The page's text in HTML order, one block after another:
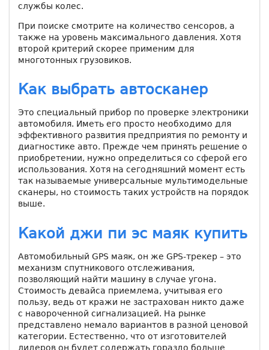
службы колес.
При поиске смотрите на количество сенсоров, а
также на уровень максимального давления. Хотя
второй критерий скорее применим для
многотонных грузовиков.
Как выбрать автосканер
Это специальный прибор по проверке электроники
автомобиля. Иметь его просто необходимо для
эффективного развития предприятия по ремонту и
диагностике авто. Прежде чем принять решение о
приобретении, нужно определиться со сферой его
использования. Хотя на сегодняшний момент есть
так называемые универсальные мультимодельные
сканеры, но стоимость таких устройств на порядок
выше.
Какой джи пи эс маяк купить
Автомобильный GPS маяк, он же GPS-трекер – это
механизм спутникового отслеживания,
позволяющий найти машину в случае угона.
Стоимость девайса приемлема, учитывая его
пользу, ведь от кражи не застрахован никто даже
с навороченной сигнализацией. На рынке
представлено немало вариантов в разной ценовой
категории. Естественно, что от изготовителей
лидеров он будет содержать гораздо больше